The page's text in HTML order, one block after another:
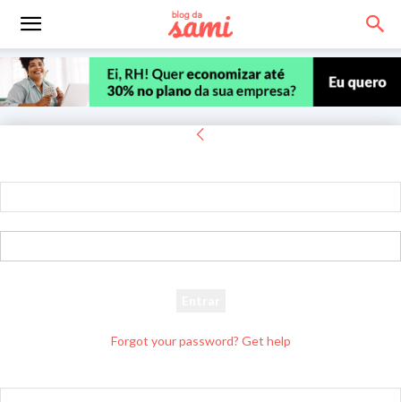
Forgot your password? Get help